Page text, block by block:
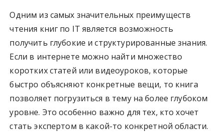
Одним из самых значительных преимуществ
чтения книг по IT является возможность
получить глубокие и структурированные знания.
Если в интернете можно найти множество
коротких статей или видеоуроков, которые
быстро объясняют конкретные вещи, то книга
позволяет погрузиться в тему на более глубоком
уровне. Это особенно важно для тех, кто хочет
стать экспертом в какой-то конкретной области.